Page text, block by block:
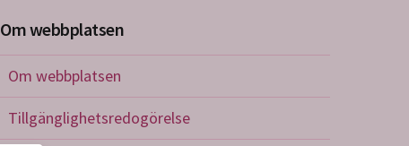
Om webbplatsen
Om webbplatsen
Tillgänglighetsredogörelse